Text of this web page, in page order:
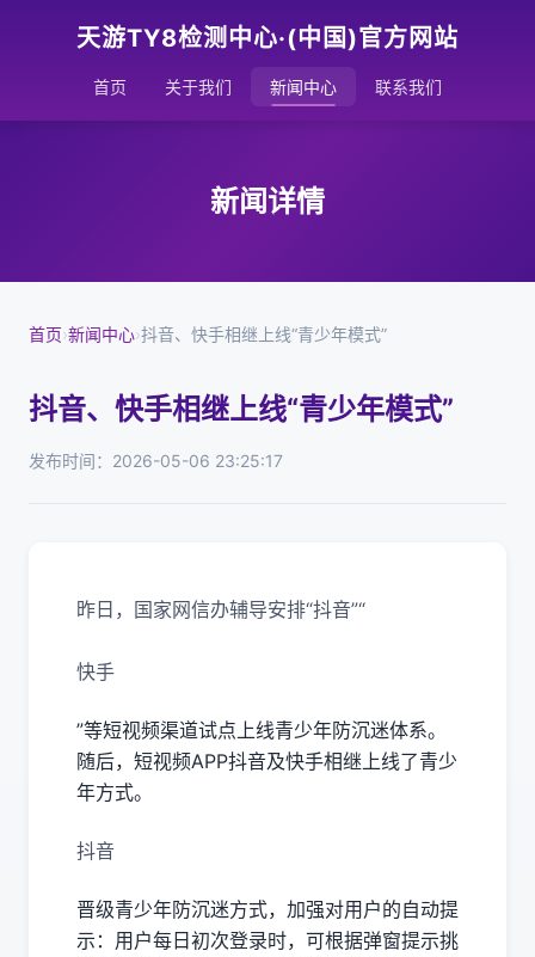
天游TY8检测中心·(中国)官方网站
首页 关于我们 新闻中心 联系我们
新闻详情
首页›新闻中心›抖音、快手相继上线“青少年模式”
抖音、快手相继上线“青少年模式”
发布时间：2026-05-06 23:25:17
昨日，国家网信办辅导安排“抖音”“
快手
”等短视频渠道试点上线青少年防沉迷体系。
随后，短视频APP抖音及快手相继上线了青少
年方式。
抖音
晋级青少年防沉迷方式，加强对用户的自动提
示：用户每日初次登录时，可根据弹窗提示挑